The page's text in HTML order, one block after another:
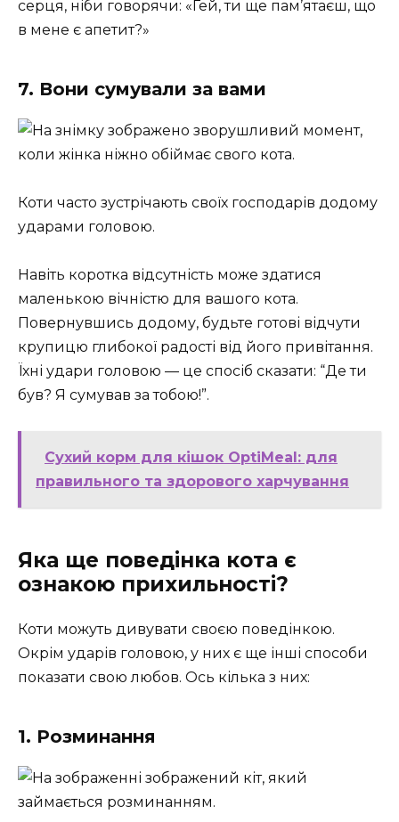
серця, ніби говорячи: «Гей, ти ще пам’ятаєш, що
в мене є апетит?»
7. Вони сумували за вами
Коти часто зустрічають своїх господарів додому
ударами головою.
Навіть коротка відсутність може здатися
маленькою вічністю для вашого кота.
Повернувшись додому, будьте готові відчути
крупицю глибокої радості від його привітання.
Їхні удари головою — це спосіб сказати: “Де ти
був? Я сумував за тобою!”.
Сухий корм для кішок OptiMeal: для
правильного та здорового харчування
Яка ще поведінка кота є
ознакою прихильності?
Коти можуть дивувати своєю поведінкою.
Окрім ударів головою, у них є ще інші способи
показати свою любов. Ось кілька з них:
1. Розминання